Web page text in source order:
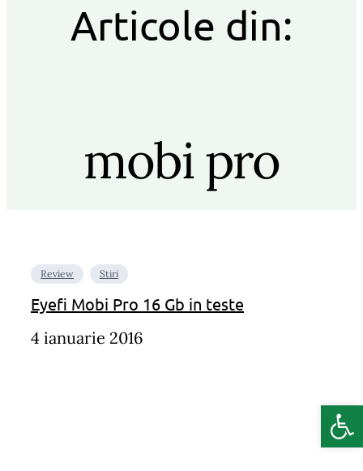
Articole din:
mobi pro
Review Stiri
Eyefi Mobi Pro 16 Gb in teste
4 ianuarie 2016